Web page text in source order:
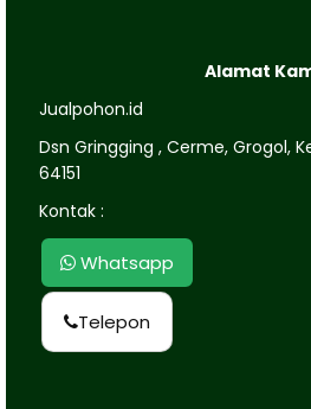
Alamat
Jualpohon.id
Dsn Gringging , Cerme, Grogol,
64151
Kontak :
Whatsapp
Telepon